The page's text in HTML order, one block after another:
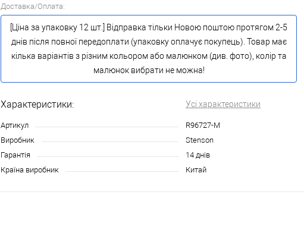
Доставка/Оплата:
[Ціна за упаковку 12 шт.] Відправка тільки Новою поштою протягом 2-5
днів після повної передоплати (упаковку оплачує покупець). Товар має
кілька варіантів з різним кольором або малюнком (див. фото), колір та
малюнок вибрати не можна!
Характеристики: Усі характеристики
Артикул
R96727-M
Виробник
Stenson
Гарантія
14 днів
Країна виробник
Китай